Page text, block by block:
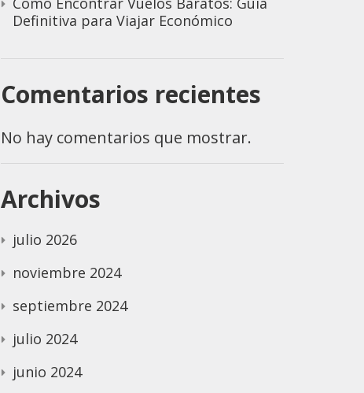
Definitiva para Viajar Económico
Comentarios recientes
No hay comentarios que mostrar.
Archivos
julio 2026
noviembre 2024
septiembre 2024
julio 2024
junio 2024